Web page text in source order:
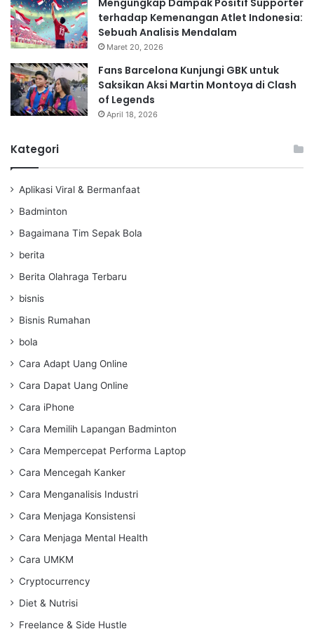
Mengungkap Dampak Positif Supporter
terhadap Kemenangan Atlet Indonesia:
Sebuah Analisis Mendalam
Maret 20, 2026
Fans Barcelona Kunjungi GBK untuk
Saksikan Aksi Martin Montoya di Clash
of Legends
April 18, 2026
Kategori
Aplikasi Viral & Bermanfaat
Badminton
Bagaimana Tim Sepak Bola
berita
Berita Olahraga Terbaru
bisnis
Bisnis Rumahan
bola
Cara Adapt Uang Online
Cara Dapat Uang Online
Cara iPhone
Cara Memilih Lapangan Badminton
Cara Mempercepat Performa Laptop
Cara Mencegah Kanker
Cara Menganalisis Industri
Cara Menjaga Konsistensi
Cara Menjaga Mental Health
Cara UMKM
Cryptocurrency
Diet & Nutrisi
Freelance & Side Hustle